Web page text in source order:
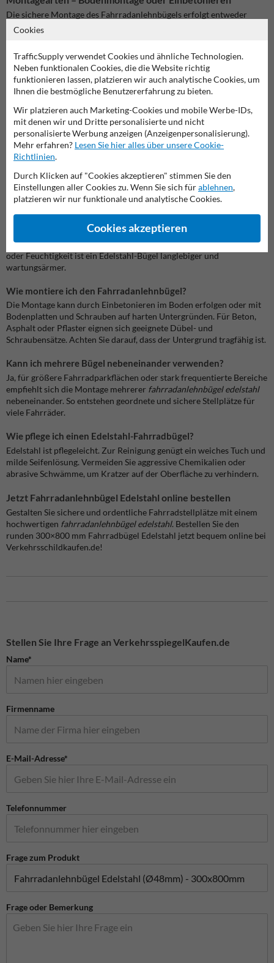
Die sichere Montage des Fahrradanlehnbügels erfolgt entweder
direkt im Boden durch Einbetonieren oder mit optionalen
Befestigung und verhindern das Kippen oder Herausreißen des
Bügels.
Häufige Fragen (FAQ)
Was ist der Unterschied zwischen Fahrradanlehnbügel und
einfachem Fahrradständer?
Ein Fahrradanlehnbügel bietet eine stabile Haltemöglichkeit, an der
Fahrräder sicher angeschlossen werden können – im Gegensatz zu
einfachen Ständern, die nur das Rad abstützen. Durch das
Anschließen am Rahmen wird die Sicherheit erhöht und
Diebstahlrisiken reduziert.
Warum sollte ich einen Fahrradbügel aus Edelstahl wählen?
und Umwelteinflüsse als normaler Baustahl. Insbesondere in
Außenbereichen oder bei häufigem Kontakt mit Wasser, Streusalz
oder Feuchtigkeit ist ein Edelstahl-Bügel langlebiger und
wartungsärmer.
Wie montiere ich den Fahrradanlehnbügel?
Die Montage kann durch Einbetonieren im Boden erfolgen oder mit
Bodenplatten und Schrauben auf harten Untergründen. Für Beton,
Asphalt oder Pflaster eignen sich geeignete Dübel- und
Schraubensätze. Achten Sie darauf, dass der Untergrund tragfähig ist.
Kann ich mehrere Bügel nebeneinander verwenden?
Ja, für größere Fahrradparkflächen oder stark frequentierte Bereiche
empfiehlt sich die Montage mehrerer fahrradanlehnbügel edelstahl
nebeneinander. So entstehen geordnete und sichere Stellplätze für
viele Fahrräder.
Wie pflege ich einen Edelstahl-Fahrradbügel?
Edelstahl ist pflegeleicht. Zur Reinigung genügt ein weiches Tuch und
milde Seifenlösung. Vermeiden Sie aggressive Chemikalien oder
abrasive Schwämme, um Kratzer auf der Oberfläche zu verhindern.
Jetzt Fahrradanlehnbügel Edelstahl online bestellen
Gestalten Sie sichere und ordentliche Fahrradstellplätze mit einem
hochwertigen fahrradanlehnbügel edelstahl. Bestellen Sie den
runden 300×800 mm Fahrradbügel Edelstahl jetzt bequem online bei
Verkehrsschildkaufen.de!
Stellen Sie Ihre Frage an VerkehrsspiegelKaufen.de
Name*
Firmenname
E-Mail-Adresse*
Telefonnummer
Frage zum Produkt
Frage oder Bemerkung
Cookies
TrafficSupply verwendet Cookies und ähnliche Technologien.
Neben funktionalen Cookies, die die Website richtig
funktionieren lassen, platzieren wir auch analytische Cookies, um
Ihnen die bestmögliche Benutzererfahrung zu bieten.
Wir platzieren auch Marketing-Cookies und mobile Werbe-IDs,
mit denen wir und Dritte personalisierte und nicht
personalisierte Werbung anzeigen (Anzeigenpersonalisierung).
Mehr erfahren? Lesen Sie hier alles über unsere Cookie-
Richtlinien.
Durch Klicken auf "Cookies akzeptieren" stimmen Sie den
Einstellungen aller Cookies zu. Wenn Sie sich fürablehnen,
platzieren wir nur funktionale und analytische Cookies.
Cookies akzeptieren